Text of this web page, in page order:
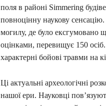
поля в районі Simmering
повноцінну наукову
могилу, де було ексгумовано
оцінками, перевищує 150
характерні бойові травми на
Ці актуальні археологічні
нашої ери. Науковці